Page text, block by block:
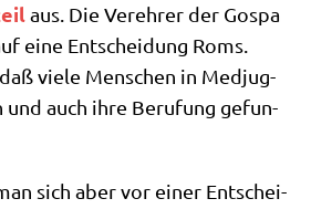
aus. Die Ver­eh­rer der Gos­pa
eine Ent­schei­dung Roms.
vie­le Men­schen in Med­jug­
und auch ihre Beru­fung gefun­
sich aber vor einer Ent­schei­